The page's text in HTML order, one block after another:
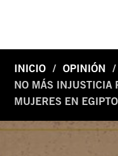
INICIO
OPINIÓN
NO MÁS INJUSTICIA
MUJERES EN EGIPTO